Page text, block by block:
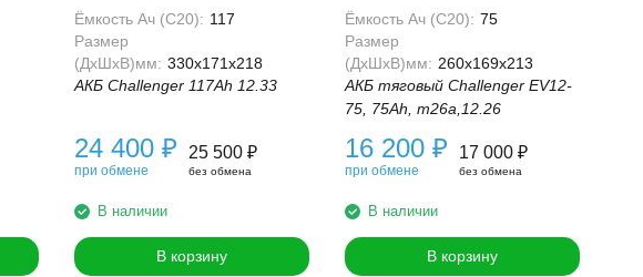
Ёмкость Ач (С20): 117
Размер
(ДхШхВ)мм: 330x171x218
АКБ Challenger 117Ah 12.33
24 400 ₽
при обмене
25 500 ₽
без обмена
В наличии
В корзину
Ёмкость Ач (С20): 75
Размер
(ДхШхВ)мм: 260x169x213
АКБ тяговый Challenger EV12-
75, 75Ah, m26a,12.26
16 200 ₽
при обмене
17 000 ₽
без обмена
В наличии
В корзину